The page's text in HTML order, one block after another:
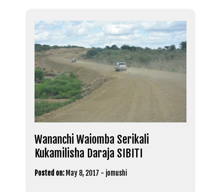
Wananchi Waiomba Serikali
Kukamilisha Daraja SIBITI
Posted on: May 8, 2017 - jomushi